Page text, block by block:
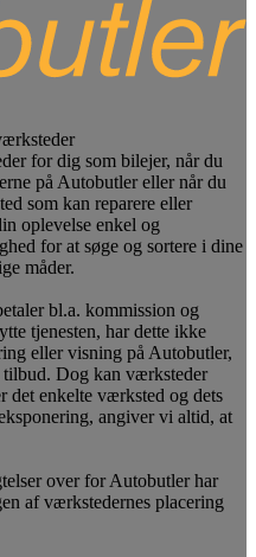
for dig som bilejer, når du
på Autobutler eller når du
som kan reparere eller
oplevelse enkel og
for at søge og sortere i dine
måder.
bl.a. kommission og
tjenesten, har dette ikke
eller visning på Autobutler,
tilbud. Dog kan værksteder
det enkelte værksted og dets
angiver vi altid, at
over for Autobutler har
af værkstedernes placering